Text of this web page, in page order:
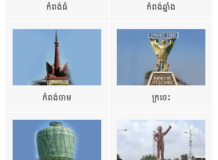
កំពង់ធំ កំពង់ឆ្នាំង
កំពង់ចាម ក្រចេះ